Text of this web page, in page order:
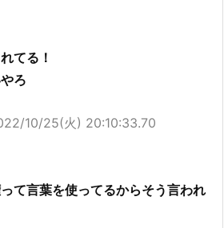
てる！
ろ
10/25(火) 20:10:33.70
て言葉を使ってるからそう言われ